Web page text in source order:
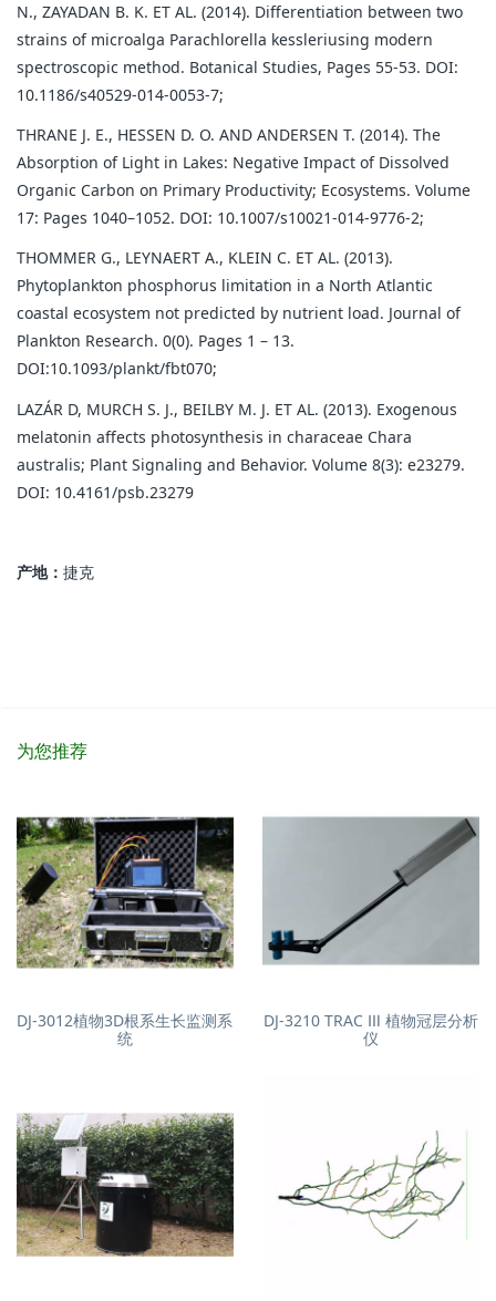
N., ZAYADAN B. K. ET AL. (2014). Differentiation between two
strains of microalga Parachlorella kessleriusing modern
spectroscopic method. Botanical Studies, Pages 55-53. DOI:
10.1186/s40529-014-0053-7;
THRANE J. E., HESSEN D. O. AND ANDERSEN T. (2014). The
Absorption of Light in Lakes: Negative Impact of Dissolved
Organic Carbon on Primary Productivity; Ecosystems. Volume
17: Pages 1040–1052. DOI: 10.1007/s10021-014-9776-2;
THOMMER G., LEYNAERT A., KLEIN C. ET AL. (2013).
Phytoplankton phosphorus limitation in a North Atlantic
coastal ecosystem not predicted by nutrient load. Journal of
Plankton Research. 0(0). Pages 1 – 13.
DOI:10.1093/plankt/fbt070;
LAZÁR D, MURCH S. J., BEILBY M. J. ET AL. (2013). Exogenous
melatonin affects photosynthesis in characeae Chara
australis; Plant Signaling and Behavior. Volume 8(3): e23279.
DOI: 10.4161/psb.23279
产地： 捷克
为您推荐
DJ-3012植物3D根系生长监测系
统
DJ-3210 TRAC Ⅲ 植物冠层分析
仪